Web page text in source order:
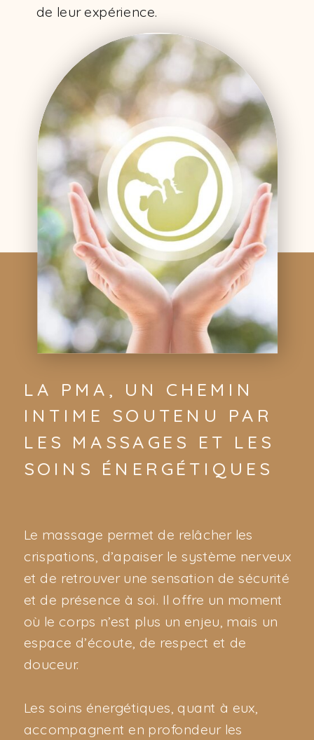
de leur expérience.
Le massage permet de relâcher les
crispations, d’apaiser le système nerveux
et de retrouver une sensation de sécurité
et de présence à soi. Il offre un moment
où le corps n’est plus un enjeu, mais un
espace d’écoute, de respect et de
douceur.
Les soins énergétiques, quant à eux,
accompagnent en profondeur les
LA PMA, UN CHEMIN
INTIME SOUTENU PAR
LES MASSAGES ET LES
SOINS ÉNERGÉTIQUES